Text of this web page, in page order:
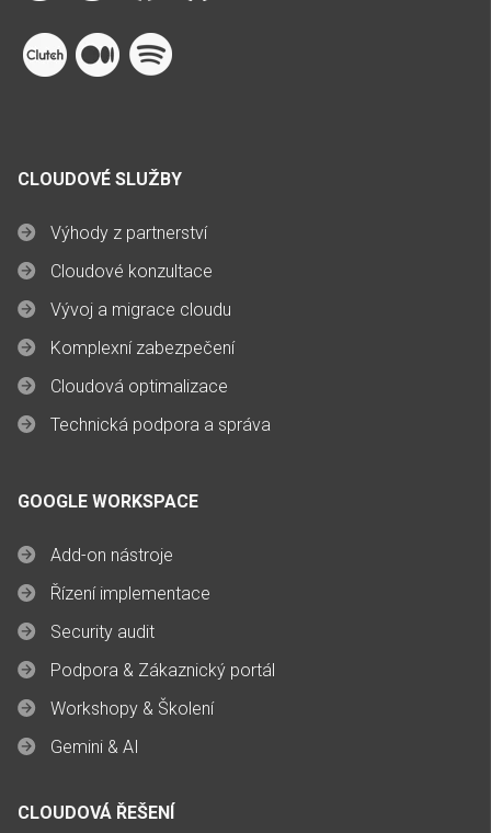
CLOUDOVÉ SLUŽBY
Výhody z partnerství
Cloudové konzultace
Vývoj a migrace cloudu
Komplexní zabezpečení
Cloudová optimalizace
Technická podpora a správa
GOOGLE WORKSPACE
Add-on nástroje
Řízení implementace
Security audit
Podpora & Zákaznický portál
Workshopy & Školení
Gemini & AI
CLOUDOVÁ ŘEŠENÍ